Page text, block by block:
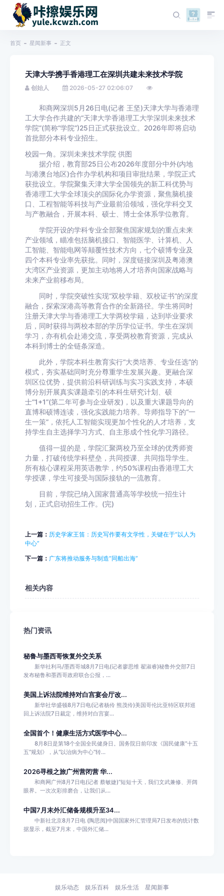
首页 星闻新事 正文
天津大学携手香港理工在深圳共建未来技术学院
创始人 2026-05-27 02:06:07
和商网深圳5月26日电(记者 王坚)天津大学与香港理
工大学合作共建的“天津大学香港理工大学深圳未来技术
学院”(简称“学院”)25日正式获批设立。2026年即将启动
首批部分本科专业招生。
校园一角。深圳未来技术学院 供图
据介绍，教育部25日公布2026年度部分中外(内地
与港澳台地区)合作办学机构和项目审批结果，学院正式
获批设立。学院聚集天津大学全国领先的新工科优势与
香港理工大学全球顶尖的国际化办学资源，聚焦脑机接
口、工程智能等科技与产业最前沿领域，强化学科交叉
与产教融合，开展本科、硕士、博士全体系学位教育。
学院开设的学科专业全部聚焦国家规划的重点未来
产业领域，瞄准包括脑机接口、智能医学、计算机、人
工智能、智能电网等颠覆性技术方向，七个硕博专业及
四个本科专业率先获批。同时，深度链接深圳及粤港澳
大湾区产业资源，更加主动地将人才培养向国家战略与
未来产业前移布局。
同时，学院突破性实现“双校学籍、双校证书”的深度
融合，探索深港高等教育合作的全新路径。学生将同时
注册天津大学与香港理工大学两校学籍，达到毕业要求
后，同时获得与两校本部的学历学位证书。学生在深圳
学习，亦有机会赴港交流，享受两校教育资源，完成从
本科到博士的全链条深造。
此外，学院本科生教育实行“大类培养、专业任选”的
模式，夯实基础同时充分尊重学生发展兴趣。更融合深
圳区位优势，提供前沿科研训练与实习实践支持，本硕
博分别开展真实课题牵引的本科生研究计划、硕
士“1+1”(第二年可参与企业研发)，以及重大课题导向的
直博和硕博连读，强化实践能力培养。导师指导下的“一
生一策”，依托人工智能实现更加个性化的人才培养，支
持学生自主选择学习方式、自主形成个性化学习路径。
值得一提的是，学院汇聚两校乃至全球的优秀师资
力量，打破传统学科壁垒，共同授课、共同指导学生。
所有核心课程采用英语教学，约50%课程由香港理工大
学授课，学生可接受与国际接轨的一流教育。
目前，学院已纳入国家普通高等学校统一招生计
划，正式启动招生工作。(完)
上一篇： 历史学家王笛：历史写作要有文学性，关键在于“以人为
中心”
下一篇： 广东将推动服务与制造“同船出海”
相关内容
热门资讯
秘鲁与墨西哥恢复外交关系
新华社利马/墨西哥城8月7日电(记者廖思维 翟淑睿)秘鲁外交部7日
发布秘鲁和墨西哥政府联合公报，...
美国上诉法院维持对白宫宴会厅改...
新华社华盛顿8月7日电(记者杨伶 熊茂伶)美国哥伦比亚特区联邦巡
回上诉法院7日裁定，维持对白宫宴...
全国首个！健康生活方式医学中心...
8月8日是第18个全国全民健身日。国务院日前印发《国民健康“十五
五”规划》，从“以治病为中心”转...
2026寻根之旅广州营闭营 华...
和商网广州8月7日电(记者 蔡敏婕)“短短十天，我们文武兼修、开阔
眼界。一次次彩排磨合，让我们从...
中国7月末外汇储备规模升至34...
中新社北京8月7日电 (陶思阅)中国国家外汇管理局7日发布的统计数
据显示，截至7月末，中国外汇储...
娱乐动态 娱乐百科 娱乐生活 星闻新事